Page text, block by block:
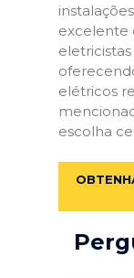
excelente
elétricos
escolha